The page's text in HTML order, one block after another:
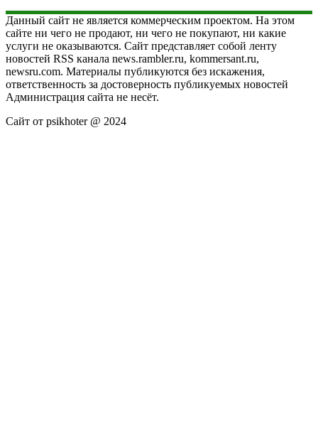
Данный сайт не является коммерческим проектом. На этом
сайте ни чего не продают, ни чего не покупают, ни какие
услуги не оказываются. Сайт представляет собой ленту
новостей RSS канала news.rambler.ru, kommersant.ru,
newsru.com. Материалы публикуются без искажения,
ответственность за достоверность публикуемых новостей
Администрация сайта не несёт.
Сайт от psikhoter @ 2024